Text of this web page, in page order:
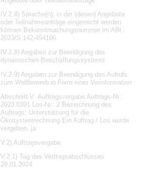
IV.2.4) Sprache(n), in der (denen) Angebote
oder Teilnahmeanträge eingereicht werden
können Bekanntmachungsnummer im ABl.:
2023/S 142-454106
IV.2.8) Angaben zur Beendigung des
dynamischen Beschaffungssystems
IV.2.9) Angaben zur Beendigung des Aufrufs
zum Wettbewerb in Form einer Vorinformation
Abschnitt V: Auftragsvergabe Auftrags-Nr.:
2023.0391 Los-Nr.: 2 Bezeichnung des
Auftrags: Unterstützung für die
Ökosystemrechnung Ein Auftrag / Los wurde
vergeben: ja
V.2) Auftragsvergabe
V.2.1) Tag des Vertragsabschlusses
29.01.2024